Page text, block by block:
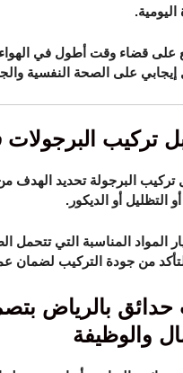
على قضاء وقت أطول في
على الصحة النفسية
تركيب
تركيب البرجولة تحديد الهدف
التظليل أو الديكور.
المواد المناسبة التي تتحمل
من جودة التركيب لضمان
حدائق بالرياض
والوظيفة